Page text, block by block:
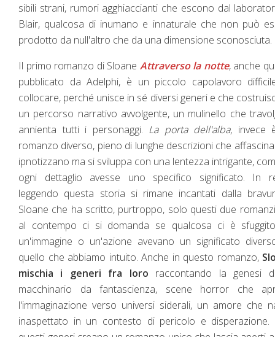
sibili strani, rumori agghiaccianti che escono dal
Blair, qualcosa di inumano e innaturale che non può
prodotto da null'altro che da una dimensione sconosciuta.
Il primo romanzo di Sloane Attraverso la notte, anche
pubblicato da Adelphi, è un piccolo capolavoro
collocare, perché unisce in sé diversi generi e che
un percorso narrativo avvolgente, un mulinello che
annienta tutti i personaggi. La porta dell'alba, invece
romanzo diverso, pieno di lunghe descrizioni che
ipnotizzano ma si sviluppa con una lentezza intrigante,
ogni dettaglio avesse uno specifico significato. In
leggendo questa storia si rimane incantati dalla
Sloane che ha scritto, purtroppo, solo questi due
al contempo ci si domanda se qualcosa ci è
un'immagine o un'azione avevano un significato
quello che abbiamo intuito. Anche in questo romanzo,
mischia i generi fra loro raccontando la genesi
macchinario da fantascienza, scene horror che
l'immaginazione verso universi siderali, un amore che
inaspettato in un contesto di pericolo e disperazione.